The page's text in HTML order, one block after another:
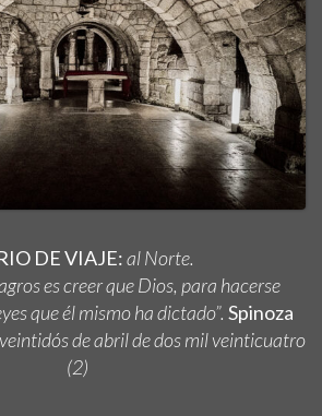
DE VIAJE:al Norte.
es creer que Dios, para hacerse
que él mismo ha dictado”. Spinoza
de abril de dos mil veinticuatro
(2)